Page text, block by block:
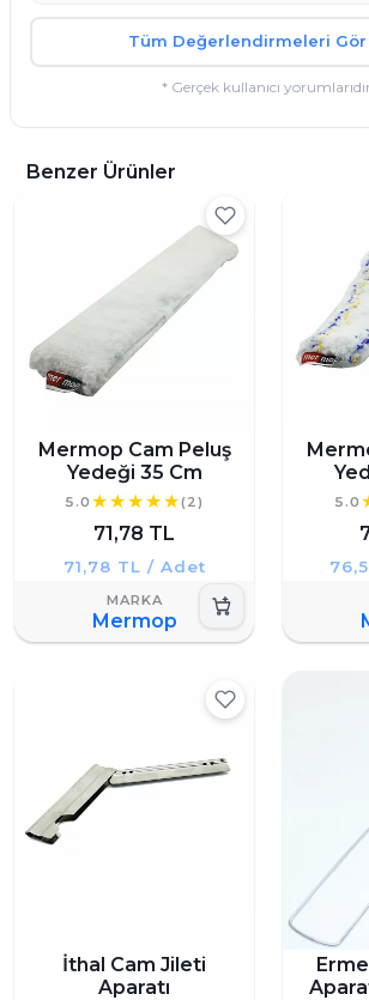
Tüm Değerlendirmeleri Gör
* Gerçek kullanıcı yorumlarıdır.
Benzer Ürünler
Mermop Cam Peluş
Yedeği 35 Cm
5.0 (2)
71,78 TL
71,78 TL / Adet
Mermop
5.0
İthal Cam Jileti
Aparatı